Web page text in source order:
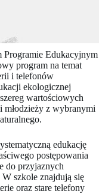
Programie Edukacyjnym
program na temat
i telefonów
ekologicznej
wartościowych
młodzieży z wybranymi
edukację
postępowania
do przyjaznych
szkole znajdują się
oraz stare telefony